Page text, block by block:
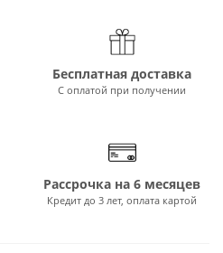
Бесплатная доставка
С оплатой при получении
Рассрочка на 6 месяцев
Кредит до 3 лет, оплата картой